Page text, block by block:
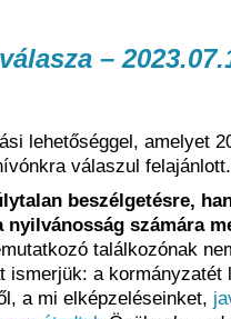
–
lehetőséggel, amelyet
válaszul felajánlott.
beszélgetésre,
számára
találkozónak
ismerjük: a kormányzatét
a mi elképzeléseinket,